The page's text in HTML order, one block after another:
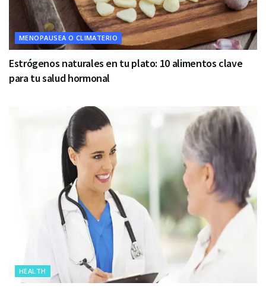
MENOPAUSEA O CLIMATERIO
Estrógenos naturales en tu plato: 10 alimentos clave
para tu salud hormonal
HEALTH